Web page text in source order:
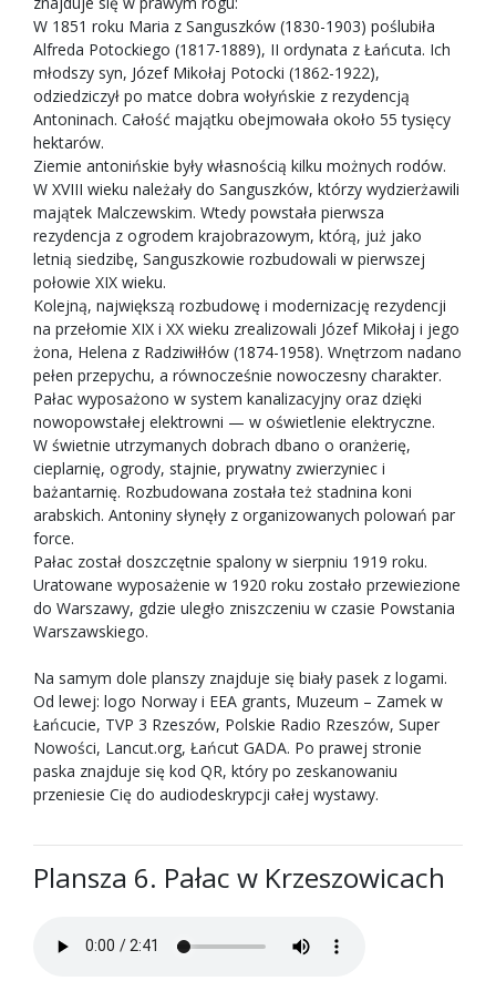
W 1851 roku Maria z Sanguszków (1830-1903) poślubiła
Alfreda Potockiego (1817-1889), II ordynata z Łańcuta. Ich
młodszy syn, Józef Mikołaj Potocki (1862-1922),
odziedziczył po matce dobra wołyńskie z rezydencją
Antoninach. Całość majątku obejmowała około 55 tysięcy
hektarów.
Ziemie antonińskie były własnością kilku możnych rodów.
W XVIII wieku należały do Sanguszków, którzy wydzierżawili
majątek Malczewskim. Wtedy powstała pierwsza
rezydencja z ogrodem krajobrazowym, którą, już jako
letnią siedzibę, Sanguszkowie rozbudowali w pierwszej
połowie XIX wieku.
Kolejną, największą rozbudowę i modernizację rezydencji
na przełomie XIX i XX wieku zrealizowali Józef Mikołaj i jego
żona, Helena z Radziwiłłów (1874-1958). Wnętrzom nadano
pełen przepychu, a równocześnie nowoczesny charakter.
Pałac wyposażono w system kanalizacyjny oraz dzięki
nowopowstałej elektrowni — w oświetlenie elektryczne.
W świetnie utrzymanych dobrach dbano o oranżerię,
cieplarnię, ogrody, stajnie, prywatny zwierzyniec i
bażantarnię. Rozbudowana została też stadnina koni
arabskich. Antoniny słynęły z organizowanych polowań par
force.
Pałac został doszczętnie spalony w sierpniu 1919 roku.
Uratowane wyposażenie w 1920 roku zostało przewiezione
do Warszawy, gdzie uległo zniszczeniu w czasie Powstania
Warszawskiego.
Na samym dole planszy znajduje się biały pasek z logami.
Od lewej: logo Norway i EEA grants, Muzeum – Zamek w
Łańcucie, TVP 3 Rzeszów, Polskie Radio Rzeszów, Super
Nowości, Lancut.org, Łańcut GADA. Po prawej stronie
paska znajduje się kod QR, który po zeskanowaniu
przeniesie Cię do audiodeskrypcji całej wystawy.
Plansza 6. Pałac w Krzeszowicach